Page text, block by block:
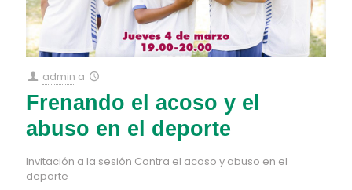
admin a
Frenando el acoso y el
abuso en el deporte
Invitación a la sesión Contra el acoso y abuso en el
deporte